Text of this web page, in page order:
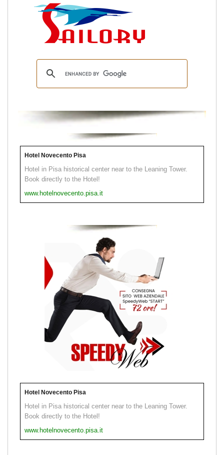
Hotel Novecento Pisa
Hotel in Pisa historical center near to the Leaning Tower.
Book directly to the Hotel!
www.hotelnovecento.pisa.it
Hotel Novecento Pisa
Hotel in Pisa historical center near to the Leaning Tower.
Book directly to the Hotel!
www.hotelnovecento.pisa.it